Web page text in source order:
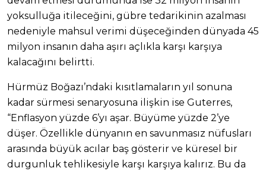
yoksulluğa itileceğini, gübre tedarikinin azalması
nedeniyle mahsul verimi düşeceğinden dünyada 45
milyon insanın daha aşırı açlıkla karşı karşıya
kalacağını belirtti.
Hürmüz Boğazı’ndaki kısıtlamaların yıl sonuna
kadar sürmesi senaryosuna ilişkin ise Guterres,
“Enflasyon yüzde 6’yı aşar. Büyüme yüzde 2’ye
düşer. Özellikle dünyanın en savunmasız nüfusları
arasında büyük acılar baş gösterir ve küresel bir
durgunluk tehlikesiyle karşı karşıya kalırız. Bu da